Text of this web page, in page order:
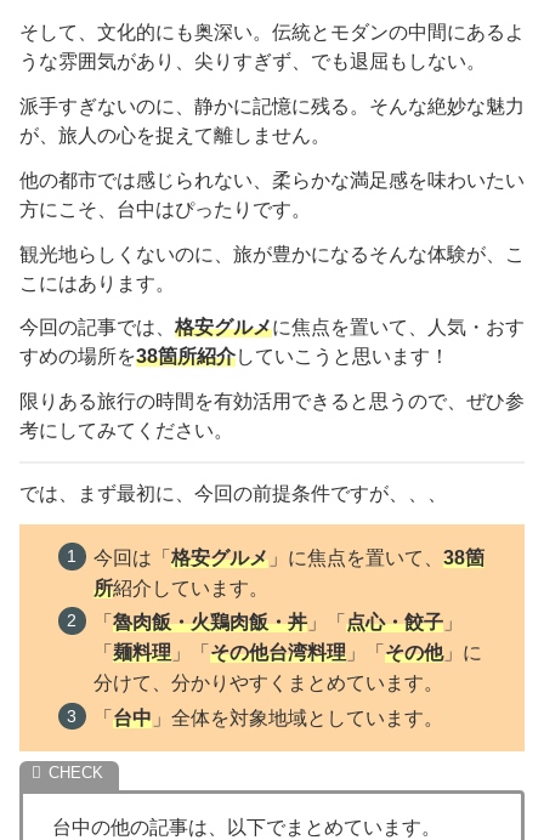
そして、文化的にも奥深い。伝統とモダンの中間にあるよ
うな雰囲気があり、尖りすぎず、でも退屈もしない。
派手すぎないのに、静かに記憶に残る。そんな絶妙な魅力
が、旅人の心を捉えて離しません。
他の都市では感じられない、柔らかな満足感を味わいたい
方にこそ、台中はぴったりです。
観光地らしくないのに、旅が豊かになるそんな体験が、こ
こにはあります。
今回の記事では、 格安グルメに焦点を置いて、人気・おす
すめの場所を38箇所紹介していこうと思います！
限りある旅行の時間を有効活用できると思うので、ぜひ参
考にしてみてください。
では、まず最初に、今回の前提条件ですが、、、
今回は「格安グルメ 」に焦点を置いて、38箇
所紹介しています。
「魯肉飯・火鶏肉飯・丼 」「点心・餃子 」
「麺料理 」「その他台湾料理 」「その他」に
分けて、分かりやすくまとめています。
「台中 」全体を対象地域としています。
台中の他の記事は、以下でまとめています。